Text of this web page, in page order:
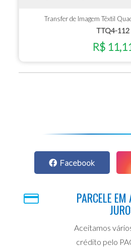
Transfer de Imagem Têxtil
TTQ4-112
R$
Facebook
PARCELE
Aceitamos
crédito pelo